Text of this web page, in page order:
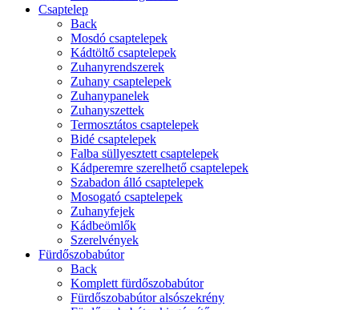
Csaptelep
Back
Mosdó csaptelepek
Kádtöltő csaptelepek
Zuhanyrendszerek
Zuhany csaptelepek
Zuhanypanelek
Zuhanyszettek
Termosztátos csaptelepek
Bidé csaptelepek
Falba süllyesztett csaptelepek
Kádperemre szerelhető csaptelepek
Szabadon álló csaptelepek
Mosogató csaptelepek
Zuhanyfejek
Kádbeömlők
Szerelvények
Fürdőszobabútor
Back
Komplett fürdőszobabútor
Fürdőszobabútor alsószekrény